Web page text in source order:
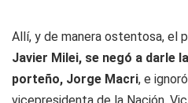
Allí, y de manera ostentosa, el
Javier Milei, se negó a darle
porteño, Jorge Macri, e